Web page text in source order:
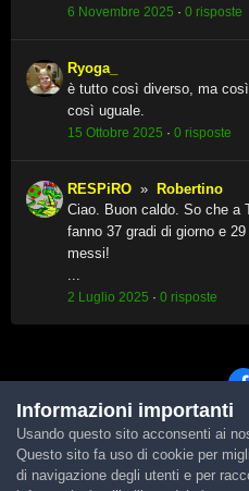
6 Novembre 2025 · 0 risposte
Ryoga_
è tutto così diverso, ma
così uguale.
15 Ottobre 2025 · 0 risposte
RESPiRO »
Robertino
Ciao. Buon caldo. So che a
fanno 37 gradi di giorno e
messi!
...
2 Luglio 2025 · 0 risposte
Lingua Tema
Powered by
Informazioni importanti
Usando questo sito acconsenti ai
Questo sito fa uso di cookie per
di navigazione degli utenti e per